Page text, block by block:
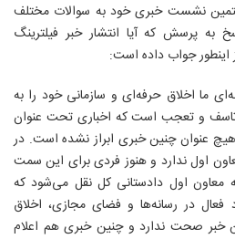
نشست خبری خود به سوالات مختلف
به پرسش که آيا انتشار خبر فیلترینگ
اینطور جواب داده است:
ما اخلاق حرفه‌ای و سازمانی خود را به
تاسف و تعجب است که اخباری تحت عنوان
عنوان چنین خبری ابراز نشده است. در
اول ندارد و هنوز فردی برای این سمت
معاون اول دادستانی کل نقل می‌شود که
فعال در رسانه‌ها و فضای مجازی، اخلاق
خبر صحت ندارد و چنین خبری هم اعلام